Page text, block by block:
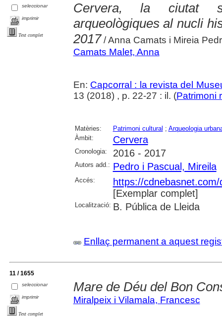
seleccionar
imprimir
Text complet
Cervera, la ciutat
arqueològiques al nucli
2017 / Anna Camats i Mireia
Camats Malet, Anna
En: Capcorral : la revista del
13 (2018) , p. 22-27 : il. (Patrimoni
Matèries: Patrimoni cultural ; Arqueologia
Àmbit:
Cervera
Cronologia: 2016 - 2017
Autors add.: Pedro i Pascual, Mireila
Accés:
https://
[Exemplar complet]
Localització: B. Pública de Lleida
Enllaç permanent a aquest
11 / 1655
seleccionar
imprimir
Text complet
Mare de Déu del Bon
Miralpeix i Vilamala, Francesc